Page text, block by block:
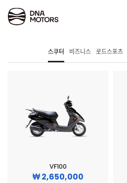
스쿠터 비즈니스 로드스포츠
VF100
2,650,000